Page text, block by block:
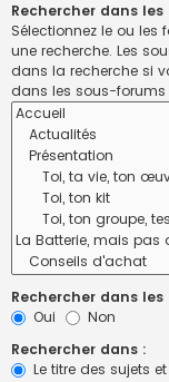
Rechercher dans
Sélectionnez le ou les
une recherche. Les
dans la recherche si
dans les sous-
Rechercher dans
Oui
Non
Rechercher dans :
Le titre des sujets